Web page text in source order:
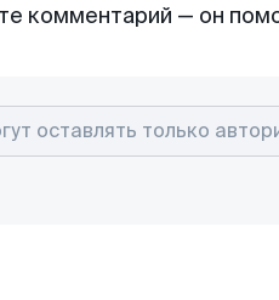
комментарий — он